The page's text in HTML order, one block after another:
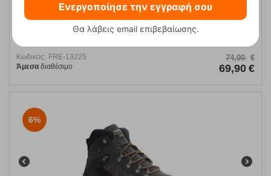
Ορειβατικά Μποτάκια 14511 Πετρόλ Grisport
Κωδικός: FRE-13225
Άμεσα διαθέσιμο
74,00 €
69,90 €
6%
Ενεργοποίησε την εγγραφή σου
Θα λάβεις email επιβεβαίωσης.